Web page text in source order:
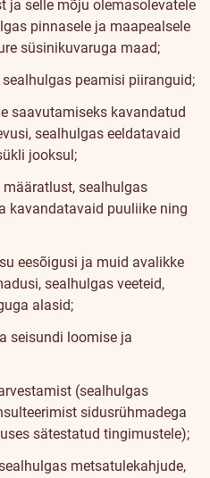
ja selle mõju olemasolevatele
pinnasele ja maapealsele
süsinikuvaruga maad;
peamisi piiranguid;
saavutamiseks kavandatud
sealhulgas eeldatavaid
jooksul;
sealhulgas
kavandatavaid puuliike ning
eesõigusi ja muid avalikke
sealhulgas veeteid,
alasid;
seisundi loomise ja
(sealhulgas
sidusrühmadega
sätestatud tingimustele);
metsatulekahjude,